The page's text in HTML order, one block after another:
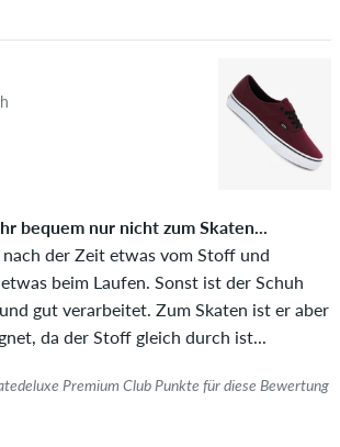
bequem nur nicht zum Skaten...
der Zeit etwas vom Stoff und
beim Laufen. Sonst ist der Schuh
gut verarbeitet. Zum Skaten ist er aber
da der Stoff gleich durch ist...
Premium Club Punkte für diese Bewertung